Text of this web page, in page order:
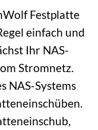
Festplatte
einfach und
Ihr NAS-
Stromnetz.
NAS-Systems